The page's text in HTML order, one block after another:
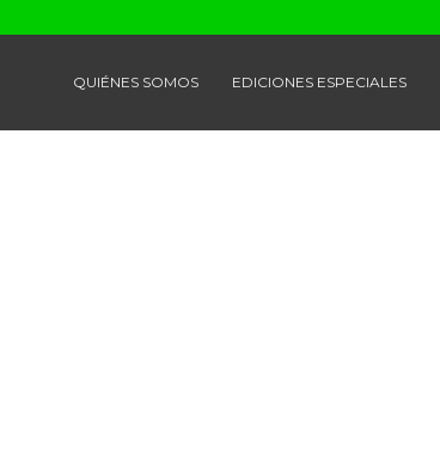
QUIÉNES SOMOS EDICIONES ESPECIALES